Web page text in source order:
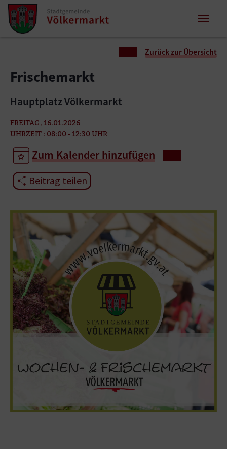
Zum Inhalt springen
Zum Seitenende springen
Zurück zur Übersicht
Frischemarkt
Hauptplatz Völkermarkt
FREITAG, 16.01.2026
UHRZEIT : 08:00 - 12:30 UHR
Zum Kalender hinzufügen
Beitrag teilen